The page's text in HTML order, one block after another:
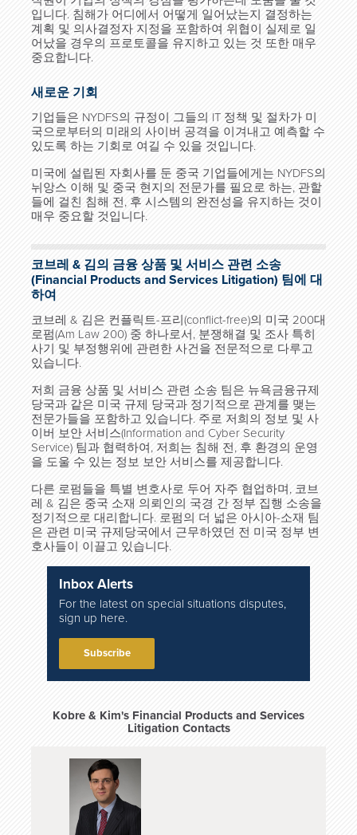
입니다. 침해가 어디에서 어떻게 일어났는지 결정하는
계획 및 의사결정자 지정을 포함하여 위협이 실제로 일
어났을 경우의 프로토콜을 유지하고 있는 것 또한 매우
중요합니다.
새로운 기회
기업들은 NYDFS의 규정이 그들의 IT 정책 및 절차가 미
국으로부터의 미래의 사이버 공격을 이겨내고 예측할 수
있도록 하는 기회로 여길 수 있을 것입니다.
미국에 설립된 자회사를 둔 중국 기업들에게는 NYDFS의
뉘앙스 이해 및 중국 현지의 전문가를 필요로 하는, 관할
들에 걸친 침해 전, 후 시스템의 완전성을 유지하는 것이
매우 중요할 것입니다.
코브레 & 김의 금융 상품 및 서비스 관련 소송
(Financial Products and Services Litigation) 팀에 대
하여
코브레 & 김은 컨플릭트-프리(conflict-free)의 미국 200대
로펌(Am Law 200) 중 하나로서, 분쟁해결 및 조사 특히
사기 및 부정행위에 관련한 사건을 전문적으로 다루고
있습니다.
저희 금융 상품 및 서비스 관련 소송 팀은 뉴욕금융규제
당국과 같은 미국 규제 당국과 정기적으로 관계를 맺는
전문가들을 포함하고 있습니다. 주로 저희의 정보 및 사
이버 보안 서비스(Information and Cyber Security
Service) 팀과 협력하여, 저희는 침해 전, 후 환경의 운영
을 도울 수 있는 정보 보안 서비스를 제공합니다.
다른 로펌들을 특별 변호사로 두어 자주 협업하며, 코브
레 & 김은 중국 소재 의뢰인의 국경 간 정부 집행 소송을
정기적으로 대리합니다. 로펌의 더 넓은 아시아-소재 팀
은 관련 미국 규제당국에서 근무하였던 전 미국 정부 변
호사들이 이끌고 있습니다.
Inbox Alerts
For the latest on special situations disputes,
sign up here.
Subscribe
Kobre & Kim's Financial Products and Services
Litigation Contacts